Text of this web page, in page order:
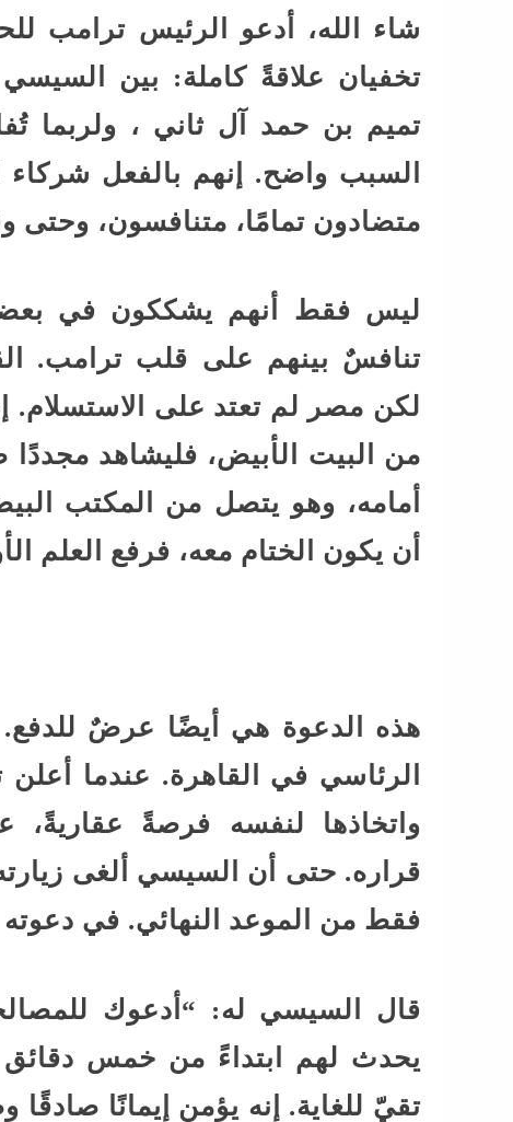
شاء الله، أدعو الرئيس ترامب
تخفيان علاقةً كاملة: بين
تميم بن حمد آل ثاني ، ولربما
السبب واضح. إنهم بالفعل
متضادون تمامًا، متنافسون،
ليس فقط أنهم يشككون في
تنافسٌ بينهم على قلب ترامب.
لكن مصر لم تعتد على
من البيت الأبيض، فليشاهد
أمامه، وهو يتصل من المكتب
أن يكون الختام معه، فرفع العلم
هذه الدعوة هي أيضًا عرضٌ للدفع.
الرئاسي في القاهرة. عندما
واتخاذها لنفسه فرصةً
قراره. حتى أن السيسي ألغى
فقط من الموعد النهائي. في دعوته
قال السيسي له: “أدعوك
يحدث لهم ابتداءً من خمس
تقيّ للغاية. إنه يؤمن إيمانًا